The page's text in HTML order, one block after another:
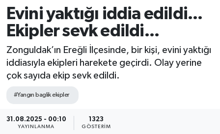
Evini yaktığı iddia edildi...
Ekipler sevk edildi...
Zonguldak’ın Ereğli İlçesinde, bir kişi, evini yaktığı
iddiasıyla ekipleri harekete geçirdi. Olay yerine
çok sayıda ekip sevk edildi.
#Yangın baglik ekipler
31.08.2025 - 00:10
YAYINLANMA
1323
GÖSTERIM
Siyaset
Spor
Eğitim
Ekonomi
Kültür-Sanat